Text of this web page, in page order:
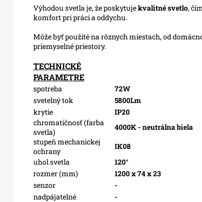
Výhodou svetla je, že poskytujekvalitnésvetlo,
komfort pri práci a oddychu.
Môže byť použité na rôznych miestach, od
priemyselné priestory.
TECHNICKÉ
PARAMETRE
spotreba
72W
svetelný tok
5800Lm
krytie
IP20
chromatičnosť (farba
svetla)
4000K - neutrálna biela
stupeň mechanickej
ochrany
IK08
uhol svetla
120°
rozmer (mm)
1200 x 74 x 23
senzor
-
nadpájatelné
-